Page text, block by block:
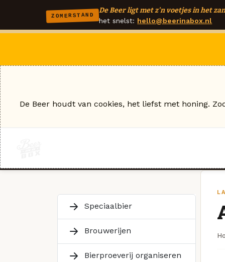
ZOMERSTAND
De Beer ligt met z'n voetjes in het
het snelst: hello@beerinabox.nl
Speciaalbier
Brouwerijen
Bierproeverij organiseren
De Beer houdt van cookies, het liefst met honing.